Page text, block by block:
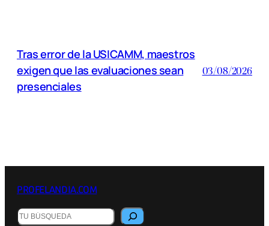
Tras error de la USICAMM, maestros
exigen que las evaluaciones sean
presenciales
03/08/2026
PROFELANDIA.COM
B